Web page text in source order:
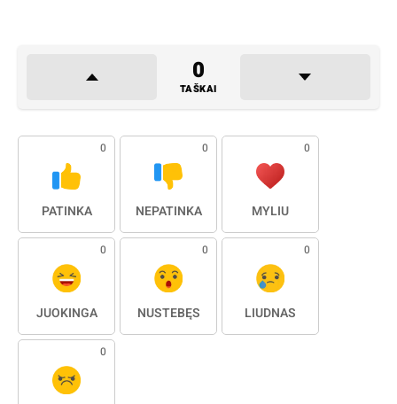
0
TAŠKAI
0
PATINKA
0
NEPATINKA
0
MYLIU
0
JUOKINGA
0
NUSTEBĘS
0
LIŪDNAS
0